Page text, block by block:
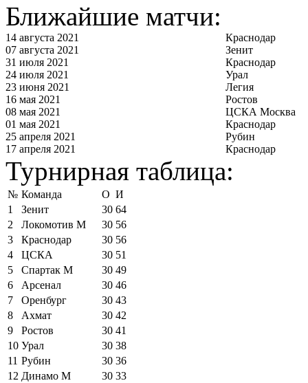
Ближайшие матчи:
14 августа 2021
Краснодар
07 августа 2021
Зенит
31 июля 2021
Краснодар
24 июля 2021
Урал
23 июня 2021
Легия
16 мая 2021
Ростов
08 мая 2021
ЦСКА Москва
01 мая 2021
Краснодар
25 апреля 2021
Рубин
17 апреля 2021
Краснодар
Турнирная таблица:
№ Команда О И
1
Зенит 30 64
2
Локомотив М 30 56
3
Краснодар 30 56
4
ЦСКА 30 51
5
Спартак М 30 49
6
Арсенал 30 46
7
Оренбург 30 43
8
Ахмат 30 42
9
Ростов 30 41
10 Урал 30 38
11 Рубин 30 36
12 Динамо М 30 33